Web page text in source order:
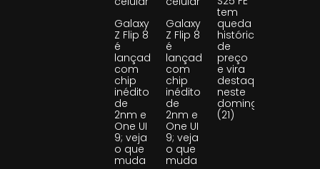
Galaxy
Z Flip 8
é
lançado
com
chip
inédito
de
2nm e
One UI
9; veja
o que
muda
Galaxy
Z Flip 8
é
lançado
com
chip
inédito
de
2nm e
One UI
9; veja
o que
muda
tem
queda
histórica
de
preço
e vira
destaque
neste
domingo
(21)